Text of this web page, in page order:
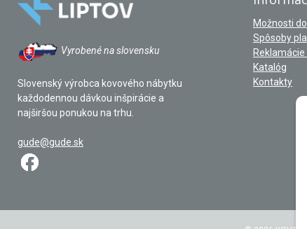
Vyrobené na slovensku
Slovenský výrobca kovového nábytku
každodennou dávkou inšpirácie a
najširšou ponukou na trhu.
gude@gude.sk
Možnosti
Spôsoby
Katalóg
Kontakty